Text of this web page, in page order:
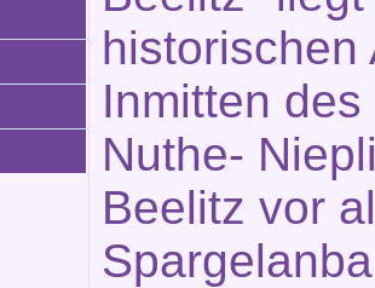
historischen
Inmitten
Nuthe-
Beelitz vor